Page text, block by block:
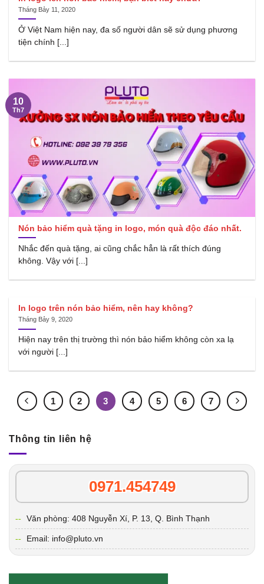
Tháng Bảy 11, 2020
Ở Việt Nam hiện nay, đa số người dân sẽ sử dụng phương
tiện chính [...]
Nón bảo hiểm quà tặng in logo, món quà độc đáo nhất.
Nhắc đến quà tặng, ai cũng chắc hẳn là rất thích đúng
không. Vậy với [...]
10
Th7
In logo trên nón bảo hiểm, nên hay không?
Tháng Bảy 9, 2020
Hiện nay trên thị trường thì nón bảo hiểm không còn xa lạ
với người [...]
1 2 3 4 5 6 7
Thông tin liên hệ
0971.454749
Văn phòng: 408 Nguyễn Xí, P. 13, Q. Bình Thạnh
Email: info@pluto.vn